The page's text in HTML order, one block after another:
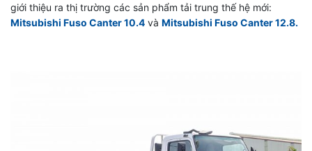
giới thiệu ra thị trường các sản phẩm tải trung thế hệ mới:
Mitsubishi Fuso Canter 10.4 và Mitsubishi Fuso Canter 12.8.